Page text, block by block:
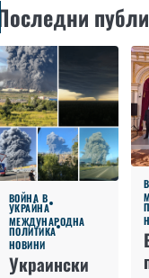
Последни
ВОЙНА В
УКРАЙНА
МЕЖДУНАРОДНА
ПОЛИТИКА
НОВИНИ
Украински